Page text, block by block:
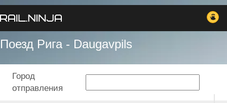
Поезд Рига - Daugavpils
Город
отправления